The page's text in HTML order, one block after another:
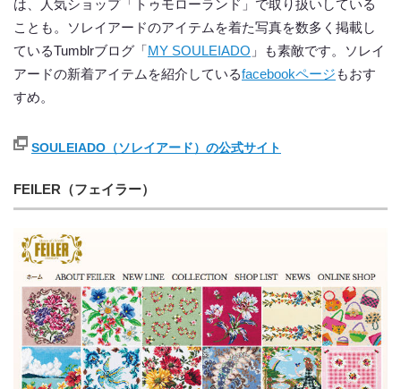
は、人気ショップ「トゥモローランド」で取り扱いしている
ことも。ソレイアードのアイテムを着た写真を数多く掲載し
ているTumblrブログ「 MY SOULEIADO 」も素敵です。ソレイ
アードの新着アイテムを紹介しているfacebookページ もおす
すめ。
SOULEIADO（ソレイアード）の公式サイト
FEILER（フェイラー）